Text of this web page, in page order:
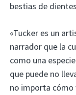
bestias de
«Tucker es un
narrador que la
como una
que puede no
no importa cómo